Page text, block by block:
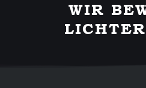
o
o
k
-
r
WIR